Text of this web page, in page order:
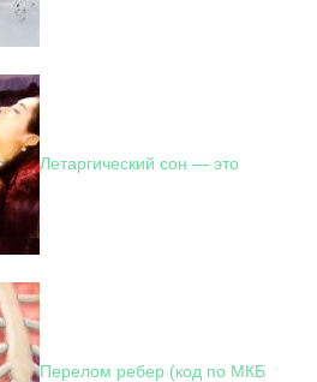
Летаргический сон — это
Перелом ребер (код по МКБ